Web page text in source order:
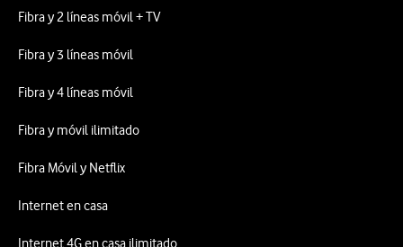
Fibra y 2 líneas móvil + TV
Fibra y 3 líneas móvil
Fibra y 4 líneas móvil
Fibra y móvil ilimitado
Fibra Móvil y Netflix
Internet en casa
Internet 4G en casa ilimitado